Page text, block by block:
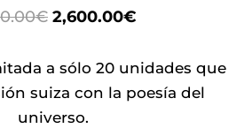
€ EL
ORIGINAL
ERA:
3,250.00€.
2,600.00€
ACTUAL
ES:
a sólo 20 unidades que
suiza con la poesía del
universo.